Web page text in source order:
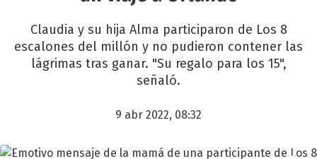
Claudia y su hija Alma participaron de Los 8
escalones del millón y no pudieron contener las
lágrimas tras ganar. "Su regalo para los 15",
señaló.
9 abr 2022, 08:32